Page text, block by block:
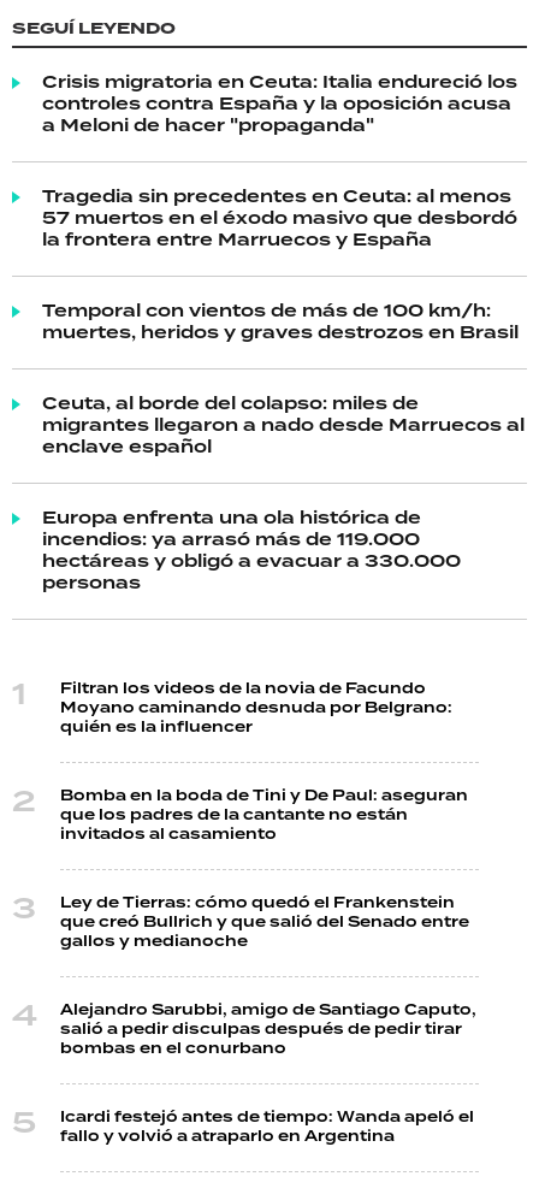
SEGUÍ LEYENDO
Crisis migratoria en Ceuta: Italia endureció los
controles contra España y la oposición acusa
a Meloni de hacer "propaganda"
Tragedia sin precedentes en Ceuta: al menos
57 muertos en el éxodo masivo que desbordó
la frontera entre Marruecos y España
Temporal con vientos de más de 100 km/h:
muertes, heridos y graves destrozos en Brasil
Ceuta, al borde del colapso: miles de
migrantes llegaron a nado desde Marruecos al
enclave español
Europa enfrenta una ola histórica de
incendios: ya arrasó más de 119.000
hectáreas y obligó a evacuar a 330.000
personas
Filtran los videos de la novia de Facundo
Moyano caminando desnuda por Belgrano:
quién es la influencer
Bomba en la boda de Tini y De Paul: aseguran
que los padres de la cantante no están
invitados al casamiento
Ley de Tierras: cómo quedó el Frankenstein
que creó Bullrich y que salió del Senado entre
gallos y medianoche
Alejandro Sarubbi, amigo de Santiago Caputo,
salió a pedir disculpas después de pedir tirar
bombas en el conurbano
Icardi festejó antes de tiempo: Wanda apeló el
fallo y volvió a atraparlo en Argentina